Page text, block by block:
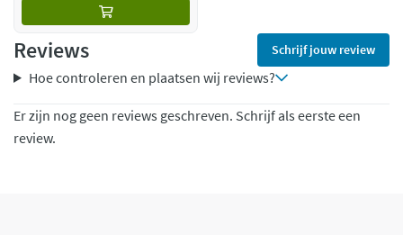
Reviews Schrijf jouw review
Hoe controleren en plaatsen wij reviews?
Er zijn nog geen reviews geschreven. Schrijf als eerste een
review.